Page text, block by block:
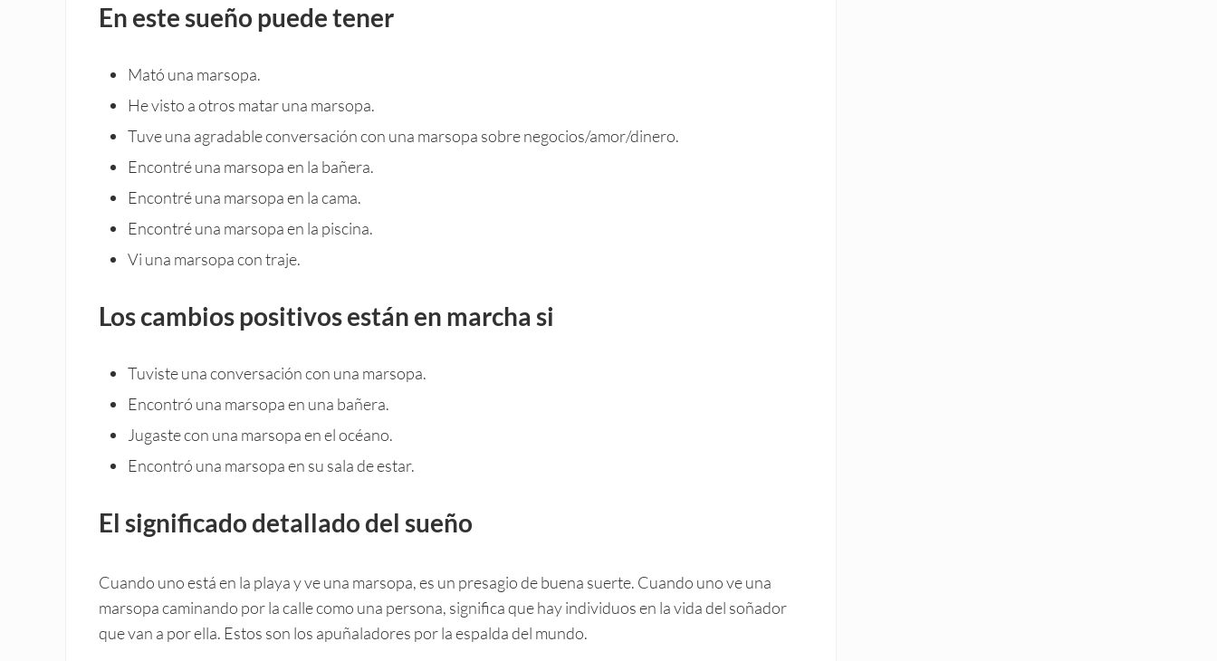
En este sueño puede tener
Mató una marsopa.
He visto a otros matar una marsopa.
Tuve una agradable conversación con una marsopa sobre negocios/amor/dinero.
Encontré una marsopa en la bañera.
Encontré una marsopa en la cama.
Encontré una marsopa en la piscina.
Vi una marsopa con traje.
Los cambios positivos están en marcha si
Tuviste una conversación con una marsopa.
Encontró una marsopa en una bañera.
Jugaste con una marsopa en el océano.
Encontró una marsopa en su sala de estar.
El significado detallado del sueño
Cuando uno está en la playa y ve una marsopa, es un presagio de buena suerte. Cuando uno ve una
marsopa caminando por la calle como una persona, significa que hay individuos en la vida del soñador
que van a por ella. Estos son los apuñaladores por la espalda del mundo.